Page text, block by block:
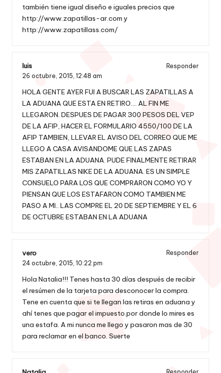
también tiene igual diseño e iguales precios que
http://www.zapatillas-ar.com y
http://www.zapatillass.com/
luis
Responder
26 octubre, 2015, 12:48 am
HOLA GENTE AYER FUI A BUSCAR LAS ZAPATILLAS A
LA ADUANA QUE ESTA EN RETIRO…. AL FIN ME
LLEGARON. DESPUES DE PAGAR 300 PESOS DEL VEP
DE LA AFIP, HACER EL FORMULARIO 4550/100 DE LA
AFIP TAMBIEN, LLEVAR EL AVISO DEL CORREO QUE ME
LLEGO A CASA AVISANDOME QUE LAS ZAPAS
ESTABAN EN LA ADUANA. PUDE FINALMENTE RETIRAR
MIS ZAPATILLAS NIKE DE LA ADUANA. ES UN SIMPLE
CONSUELO PARA LOS QUE COMPRARON COMO YO Y
PIENSAN QUE LOS ESTAFARON COMO TAMBIEN ME
PASO A MI.. LAS COMPRE EL 20 DE SEPTIEMBRE Y EL 6
DE OCTUBRE ESTABAN EN LA ADUANA
vero
Responder
24 octubre, 2015, 10:22 pm
Hola Natalia!!! Tenes hasta 30 días después de recibir
el resúmen de la tarjeta para desconocer la compra.
Tene en cuenta que si te llegan las retiras en aduana y
ahí tenes que pagar el impuesto.por donde lo mires es
una estafa. A mi nunca me llego y pasaron mas de 30
para reclamar en el banco. Suerte